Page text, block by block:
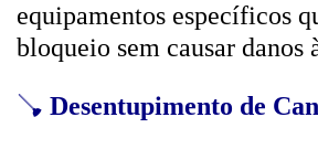
equipamentos específicos
bloqueio sem causar danos
🪠 Desentupimento de